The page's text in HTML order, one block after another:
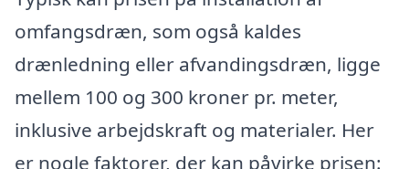
omfangsdræn, som også kaldes
drænledning eller afvandingsdræn, ligge
mellem 100 og 300 kroner pr. meter,
inklusive arbejdskraft og materialer. Her
er nogle faktorer, der kan påvirke prisen: